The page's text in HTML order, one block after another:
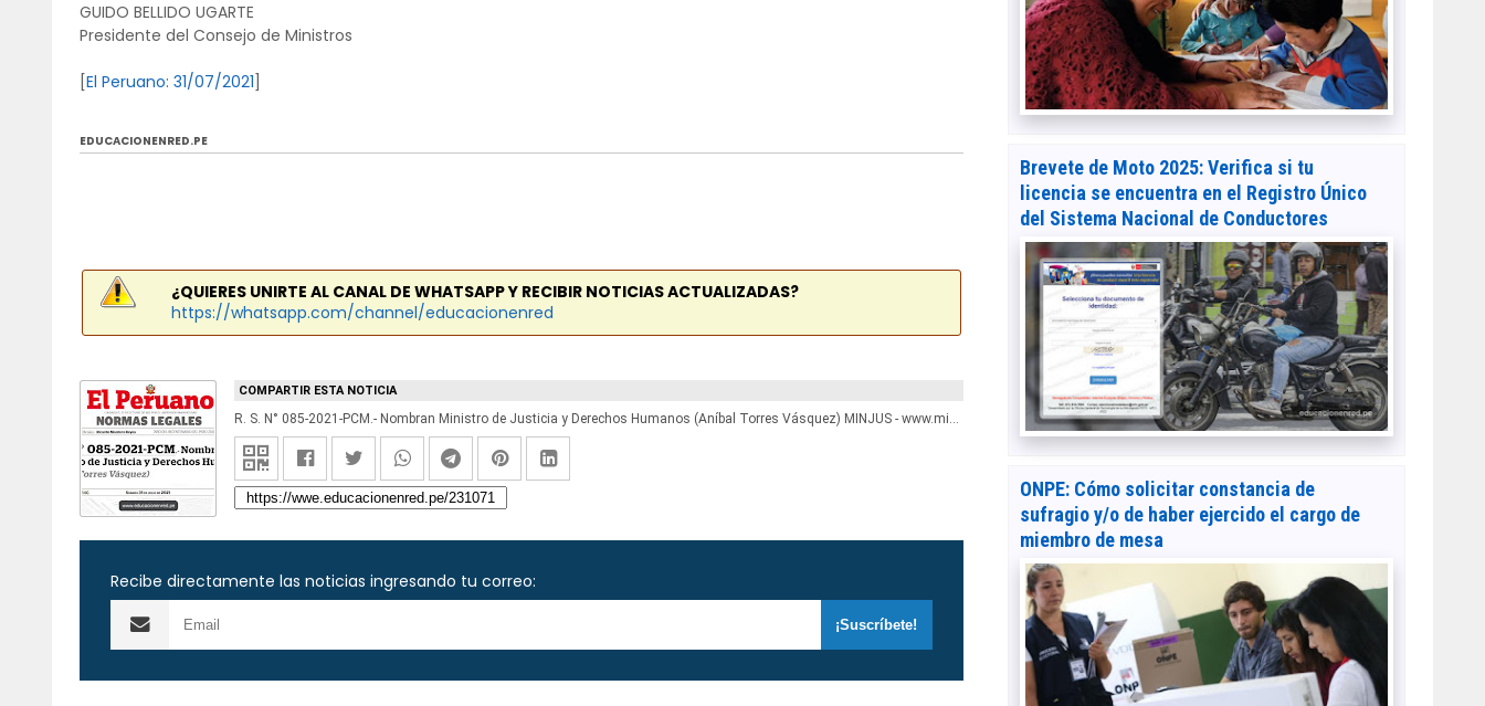
GUIDO BELLIDO UGARTE
Presidente del Consejo de Ministros
[El Peruano: 31/07/2021
EDUCACIONENRED.PE
¿QUIERES UNIRTE AL CANAL DE WHATSAPP Y RECIBIR NOTICIAS ACTUALIZADAS?
https://whatsapp.com/channel/educacionenred
COMPARTIR ESTA NOTICIA
R. S. N° 085-2021-PCM.- Nombran Ministro de Justicia y Derechos Humanos (Aníbal Torres Vásquez) MINJUS - www.minjus.gob.pe
Recibe directamente las noticias ingresando tu correo:
Brevete de Moto 2025: Verifica si tu
licencia se encuentra en el Registro Único
del Sistema Nacional de Conductores
ONPE: Cómo solicitar constancia de
sufragio y/o de haber ejercido el cargo de
miembro de mesa